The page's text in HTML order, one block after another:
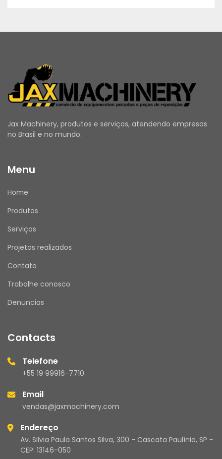
Jax Machinery, produtos e serviços, atendendo empresas
no Brasil e no mundo.
Menu
Home
Produtos
Serviços
Projetos realizados
Contato
Trabalhe conosco
Denuncias
Contacts
Telefone
+55 19 99916-7710
Email
vendas@jaxmachinery.com
Endereço
Av. Silvia Paula Santos Silva, 300 - Cascata Paulínia, SP -
CEP: 13146-050